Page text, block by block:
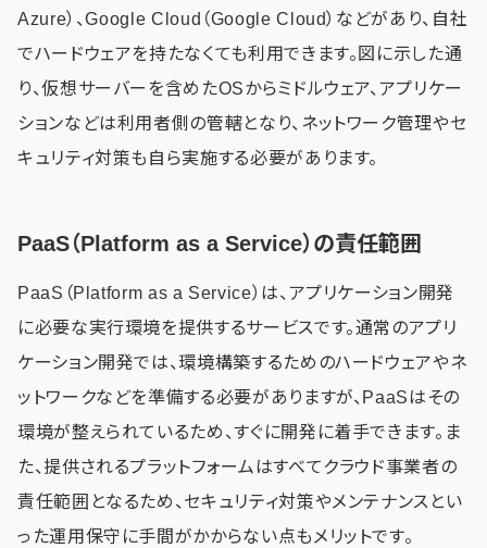
Azure）、Google Cloud（Google Cloud）などがあり、自社
でハードウェアを持たなくても利用できます。図に示した通
り、仮想サーバーを含めたOSからミドルウェア、アプリケー
ションなどは利用者側の管轄となり、ネットワーク管理やセ
キュリティ対策も自ら実施する必要があります。
PaaS（Platform as a Service）の責任範囲
PaaS（Platform as a Service）は、アプリケーション開発
に必要な実行環境を提供するサービスです。通常のアプリ
ケーション開発では、環境構築するためのハードウェアやネ
ットワークなどを準備する必要がありますが、PaaSはその
環境が整えられているため、すぐに開発に着手できます。ま
た、提供されるプラットフォームはすべてクラウド事業者の
責任範囲となるため、セキュリティ対策やメンテナンスとい
った運用保守に手間がかからない点もメリットです。